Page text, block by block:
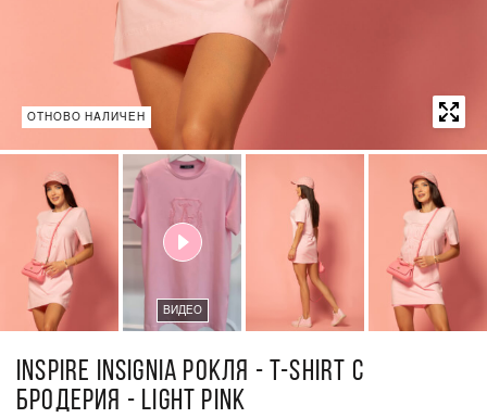
ВИДЕО
ОТНОВО НАЛИЧЕН
INSPIRE INSIGNIA РОКЛЯ - T-SHIRT С
БРОДЕРИЯ - LIGHT PINK